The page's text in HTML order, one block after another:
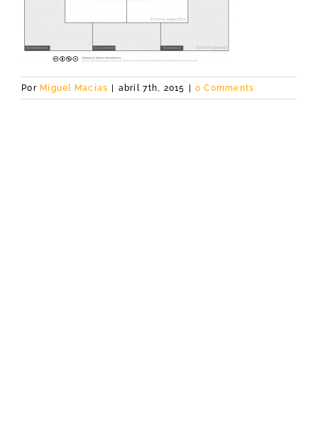
Por Miguel Macías abril 7th, 2015 0 Comments